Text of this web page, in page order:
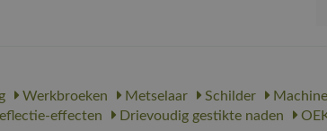
Werkbroeken Metselaar Schilder
effecten Drievoudig gestikte naden